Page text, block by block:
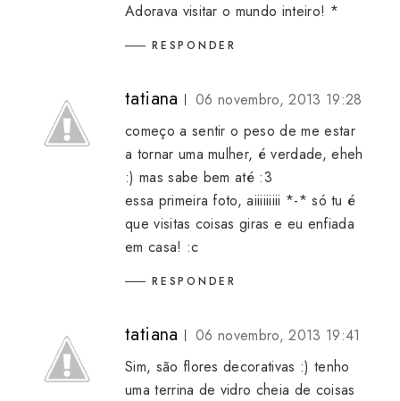
Adorava visitar o mundo inteiro! *
RESPONDER
tatiana
06 novembro, 2013 19:28
começo a sentir o peso de me estar
a tornar uma mulher, é verdade, eheh
:) mas sabe bem até :3
essa primeira foto, aiiiiiiiii *-* só tu é
que visitas coisas giras e eu enfiada
em casa! :c
RESPONDER
tatiana
06 novembro, 2013 19:41
Sim, são flores decorativas :) tenho
uma terrina de vidro cheia de coisas